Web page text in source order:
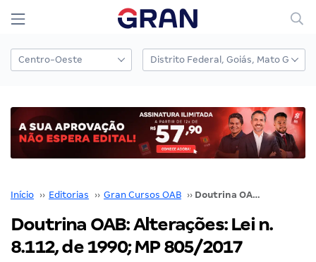
Início ›› Editorias ›› Gran Cursos OAB ›› Doutrina OAB: Alterações: Lei n. 8.112, de 1990; MP 805/2017
Doutrina OAB: Alterações: Lei n.
8.112, de 1990; MP 805/2017